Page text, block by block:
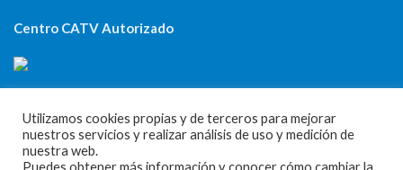
Centro CATV Autorizado
Utilizamos cookies propias y de terceros para mejorar
nuestros servicios y realizar análisis de uso y medición de
nuestra web.
Puedes obtener más información y conocer cómo cambiar la